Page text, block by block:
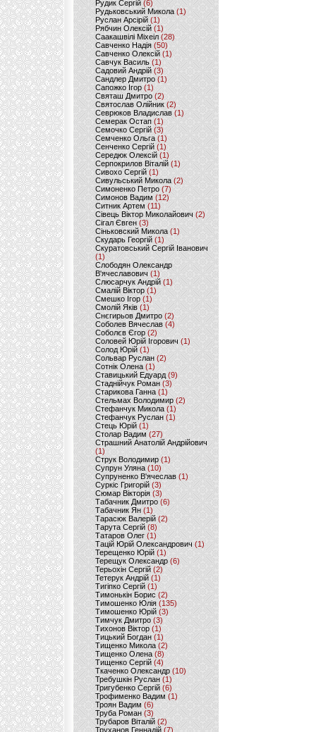
Рудик Сергій(6)
Рудьковський Микола (1)
Руслан Арсірій(1)
Рябчин Олексій (1)
Саакашвілі Міхеіл(28)
Савченко Надія (50)
Савченко Олексій(1)
Савчук Василь (1)
Садовий Андрій (3)
Сандлер Дмитро(1)
Сапожко Ігор(1)
Святаш Дмитро (2)
Святослав Олійник (2)
Севрюков Владислав (1)
Семерак Остап (1)
Семочко Сергій (3)
Семченко Ольга (1)
Сенченко Сергій(1)
Середюк Олексій(1)
Серпокрилов Віталій(1)
Сивохо Сергій(1)
Сивульський Микола(2)
Симоненко Петро(7)
Симонов Вадим (12)
Ситник Артем(11)
Сівець Віктор Миколайович(2)
Сігал Євген (3)
Сіньковский Микола(1)
Скударь Георгій (1)
Скуратовський Сергій Іванович
(1)
Слободян Олександр
В'ячеславович(1)
Слюсарчук Андрій(1)
Смалій Віктор (1)
Смешко Ігор (1)
Смолій Яків (1)
Снєгирьов Дмитро (2)
Соболев Вячеслав (4)
Соболєв Єгор(2)
Соловей Юрій Ігорович (1)
Солод Юрій (1)
Сольвар Руслан (2)
Сотнік Олена(1)
Ставицький Едуард (9)
Стаднійчук Роман(3)
Старикова Ганна (1)
Стельмах Володимир(2)
Стефанчук Микола (1)
Стефанчук Руслан (1)
Стець Юрій (1)
Столар Вадим(27)
Страшний Анатолій Андрійович
(1)
Струк Володимир (1)
Супрун Уляна (10)
Супруненко В'ячеслав (1)
Суркіс Григорій (3)
Сюмар Вікторія (3)
Табачник Дмитро (6)
Табачник Ян(1)
Тарасюк Валерій (2)
Тарута Сергій (8)
Татаров Олег(1)
Тацій Юрій Олександрович(1)
Терещенко Юрій(1)
Терещук Олександр(6)
Терьохін Сергій (2)
Тетерук Андрій (1)
Тигіпко Сергій(1)
Тимонькін Борис (2)
Тимошенко Юлія (135)
Тимошенко Юрій(3)
Тимчук Дмитро (3)
Тихонов Віктор (1)
Тицький Богдан (1)
Тищенко Микола (2)
Тищенко Олена (8)
Тищенко Сергій (4)
Ткаченко Олександр (10)
Требушкін Руслан (1)
Тригубенко Сергій(6)
Трофименко Вадим (1)
Троян Вадим (6)
Труба Роман(3)
Трубаров Віталій (2)
Труханов Геннадій (7)